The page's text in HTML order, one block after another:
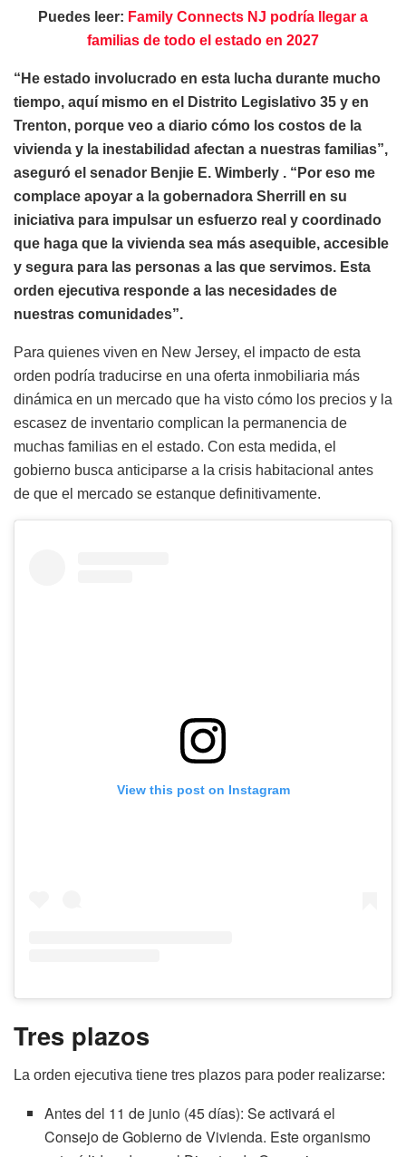
Puedes leer: Family Connects NJ podría llegar a
familias de todo el estado en 2027
“He estado involucrado en esta lucha durante mucho
tiempo, aquí mismo en el Distrito Legislativo 35 y en
Trenton, porque veo a diario cómo los costos de la
vivienda y la inestabilidad afectan a nuestras familias”,
aseguró el senador Benjie E. Wimberly . “Por eso me
complace apoyar a la gobernadora Sherrill en su
iniciativa para impulsar un esfuerzo real y coordinado
que haga que la vivienda sea más asequible, accesible
y segura para las personas a las que servimos. Esta
orden ejecutiva responde a las necesidades de
nuestras comunidades”.
Para quienes viven en New Jersey, el impacto de esta
orden podría traducirse en una oferta inmobiliaria más
dinámica en un mercado que ha visto cómo los precios y la
escasez de inventario complican la permanencia de
muchas familias en el estado. Con esta medida, el
gobierno busca anticiparse a la crisis habitacional antes
de que el mercado se estanque definitivamente.
View this post on Instagram
Tres plazos
La orden ejecutiva tiene tres plazos para poder realizarse:
Antes del 11 de junio (45 días): Se activará el
Consejo de Gobierno de Vivienda. Este organismo